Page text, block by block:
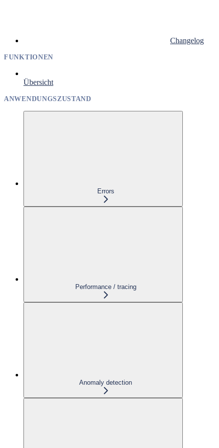
Changelog
FUNKTIONEN
Übersicht
ANWENDUNGSZUSTAND
Errors
Performance / tracing
Anomaly detection